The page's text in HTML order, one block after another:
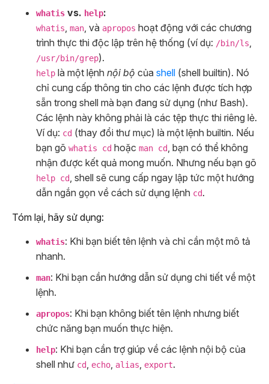
whatis vs. help:
whatis man , và apropos hoạt động với các chương
trình thực thi độc lập trên hệ thống (ví dụ: /bin/ls
/usr/bin/grep).
help là một lệnh nội bộ của shell (shell builtin). Nó
chỉ cung cấp thông tin cho các lệnh được tích hợp
sẵn trong shell mà bạn đang sử dụng (như Bash).
Các lệnh này không phải là các tệp thực thi riêng lẻ.
Ví dụ: cd (thay đổi thư mục) là một lệnh builtin. Nếu
bạn gõ whatis cd hoặc man cd
, bạn có thể không
nhận được kết quả mong muốn. Nhưng nếu bạn gõ
help cd
, shell sẽ cung cấp ngay lập tức một hướng
dẫn ngắn gọn về cách sử dụng lệnh cd.
Tóm lại, hãy sử dụng:
whatis: Khi bạn biết tên lệnh và chỉ cần một mô tả
nhanh.
man: Khi bạn cần hướng dẫn sử dụng chi tiết về một
lệnh.
apropos: Khi bạn không biết tên lệnh nhưng biết
chức năng bạn muốn thực hiện.
help: Khi bạn cần trợ giúp về các lệnh nội bộ của
shell như cd echo alias export.